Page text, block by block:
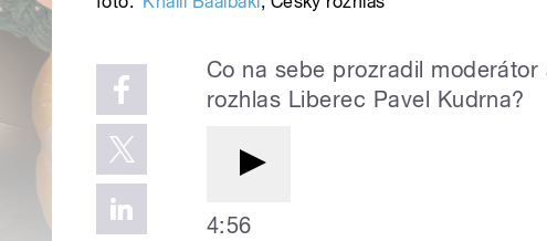
Co na sebe prozradil
rozhlas Liberec Pavel Kudrna?
4:56